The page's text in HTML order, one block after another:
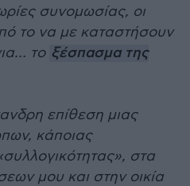
συνομωσίας, οι
το να με καταστήσουν
το ξέσπασμα της
επίθεση μιας
κάποιας
στα
μου και στην οικία